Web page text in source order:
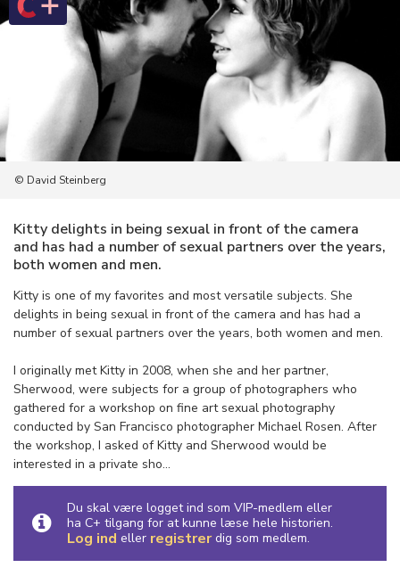
© David Steinberg
Kitty delights in being sexual in front of the camera
and has had a number of sexual partners over the years,
both women and men.
Kitty is one of my favorites and most versatile subjects. She
delights in being sexual in front of the camera and has had a
number of sexual partners over the years, both women and men.
I originally met Kitty in 2008, when she and her partner,
Sherwood, were subjects for a group of photographers who
gathered for a workshop on fine art sexual photography
conducted by San Francisco photographer Michael Rosen. After
the workshop, I asked of Kitty and Sherwood would be
interested in a private sho...
Du skal være logget ind som VIP-medlem eller
ha C+ tilgang for at kunne læse hele historien.
Log ind eller registrerdig som medlem.